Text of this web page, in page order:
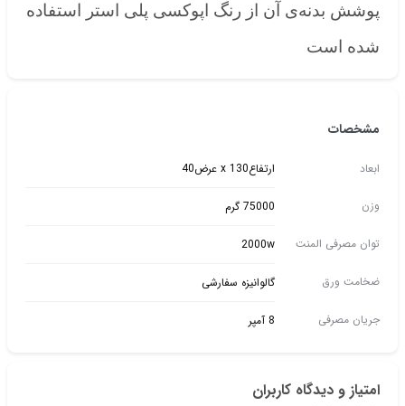
پوشش بدنه‌ی آن از رنگ اپوکسی پلی استر استفاده
شده است
مشخصات
ابعاد ارتفاع130 x عرض40
وزن 75000 گرم
توان مصرفی المنت 2000w
ضخامت ورق گالوانیزه سفارشی
جریان مصرفی 8 آمپر
امتیاز و دیدگاه کاربران